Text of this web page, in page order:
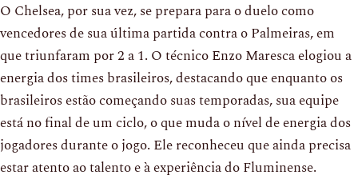
O Chelsea, por sua vez, se prepara para o duelo como
vencedores de sua última partida contra o Palmeiras, em
que triunfaram por 2 a 1. O técnico Enzo Maresca elogiou a
energia dos times brasileiros, destacando que enquanto os
brasileiros estão começando suas temporadas, sua equipe
está no final de um ciclo, o que muda o nível de energia dos
jogadores durante o jogo. Ele reconheceu que ainda precisa
estar atento ao talento e à experiência do Fluminense.